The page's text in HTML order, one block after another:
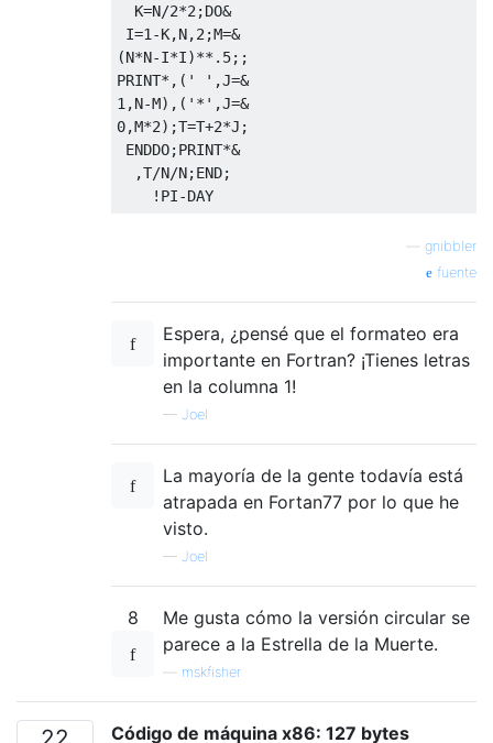
  K=N/2*2;DO&
I=1-K,N,2;M=&
(N*N-I*I)**.5;;
PRINT*,(' ',J=&
1,N-M),('*',J=&
0,M*2);T=T+2*J;
ENDDO;PRINT*&
  ,T/N/N;END;
gnibbler
fuente
Espera, ¿pensé que el formateo era
importante en Fortran? ¡Tienes letras
en la columna 1!
— Joel
La mayoría de la gente todavía está
atrapada en Fortan77 por lo que he
visto.
— Joel
8
Me gusta cómo la versión circular se
parece a la Estrella de la Muerte.
mskfisher
Código de máquina x86: 127 bytes